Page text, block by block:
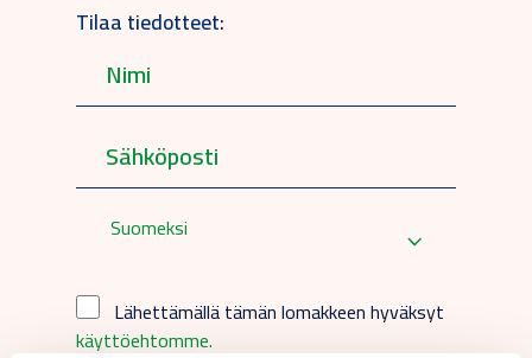
Tilaa tiedotteet:
Suomeksi
Lähettämällä tämän lomakkeen hyväksyt
käyttöehtomme.